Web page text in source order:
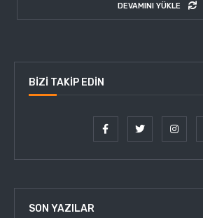
DEVAMINI YÜKLE
BIZI TAKIP EDIN
SON YAZILAR